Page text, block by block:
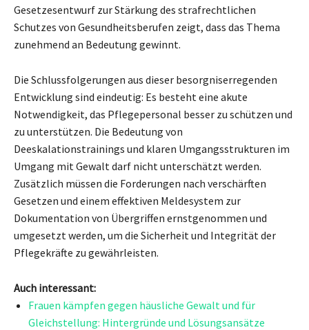
Gesetzesentwurf zur Stärkung des strafrechtlichen
Schutzes von Gesundheitsberufen zeigt, dass das Thema
zunehmend an Bedeutung gewinnt.
Die Schlussfolgerungen aus dieser besorgniserregenden
Entwicklung sind eindeutig: Es besteht eine akute
Notwendigkeit, das Pflegepersonal besser zu schützen und
zu unterstützen. Die Bedeutung von
Deeskalationstrainings und klaren Umgangsstrukturen im
Umgang mit Gewalt darf nicht unterschätzt werden.
Zusätzlich müssen die Forderungen nach verschärften
Gesetzen und einem effektiven Meldesystem zur
Dokumentation von Übergriffen ernstgenommen und
umgesetzt werden, um die Sicherheit und Integrität der
Pflegekräfte zu gewährleisten.
Auch interessant:
Frauen kämpfen gegen häusliche Gewalt und für
Gleichstellung: Hintergründe und Lösungsansätze